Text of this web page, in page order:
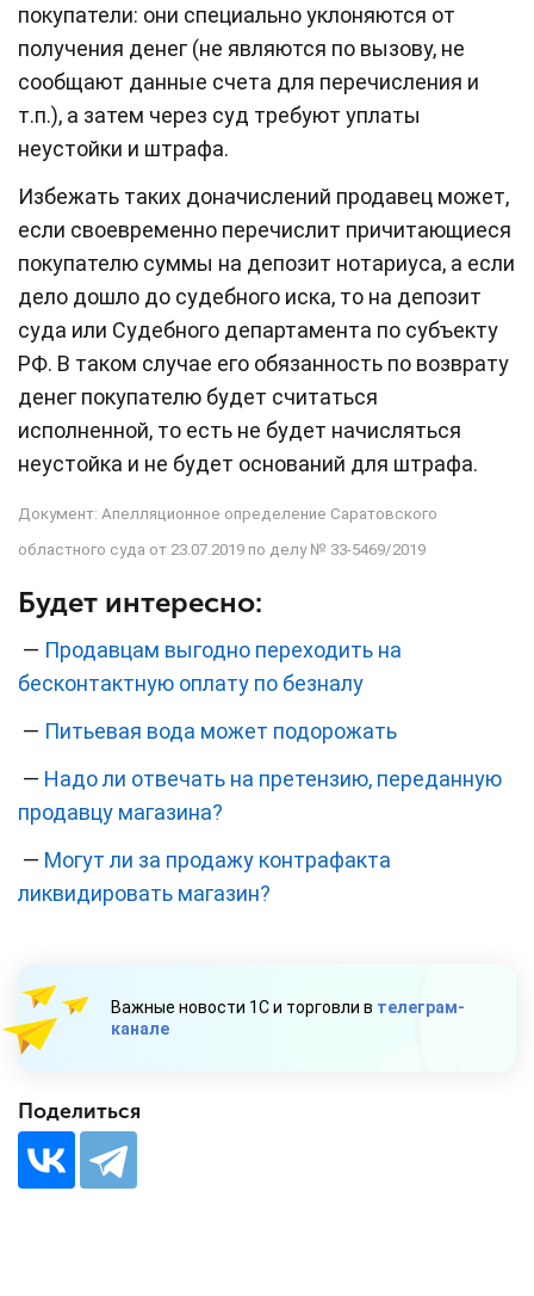
покупатели: они специально уклоняются от
получения денег (не являются по вызову, не
сообщают данные счета для перечисления и
т.п.), а затем через суд требуют уплаты
неустойки и штрафа.
Избежать таких доначислений продавец может,
если своевременно перечислит причитающиеся
покупателю суммы на депозит нотариуса, а если
дело дошло до судебного иска, то на депозит
суда или Судебного департамента по субъекту
РФ. В таком случае его обязанность по возврату
денег покупателю будет считаться
исполненной, то есть не будет начисляться
неустойка и не будет оснований для штрафа.
Документ: Апелляционное определение Саратовского
областного суда от 23.07.2019 по делу № 33-5469/2019
Будет интересно:
— Продавцам выгодно переходить на
бесконтактную оплату по безналу
— Питьевая вода может подорожать
— Надо ли отвечать на претензию, переданную
продавцу магазина?
— Могут ли за продажу контрафакта
ликвидировать магазин?
Важные новости 1С и торговли в телеграм-
канале
Поделиться